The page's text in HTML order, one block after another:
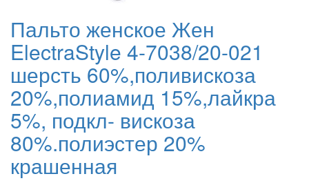
Пальто женское Жен
ElectraStyle 4-7038/20-021
шерсть 60%,поливискоза
20%,полиамид 15%,лайкра
5%, подкл- вискоза
80%.полиэстер 20%
крашенная